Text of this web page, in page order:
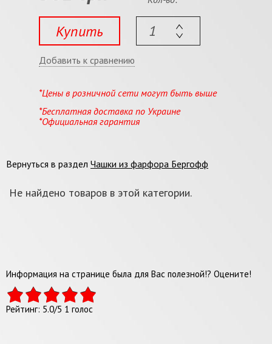
Купить
Добавить к сравнению
*Цены в розничной сети могут быть выше
*Бесплатная доставка по Украине
*Официальная гарантия
Вернуться в раздел Чашки из фарфора Бергофф
Не найдено товаров в этой категории.
Информация на странице была для Вас полезной!? Оцените!
Рейтинг: 5.0/5 1 голос